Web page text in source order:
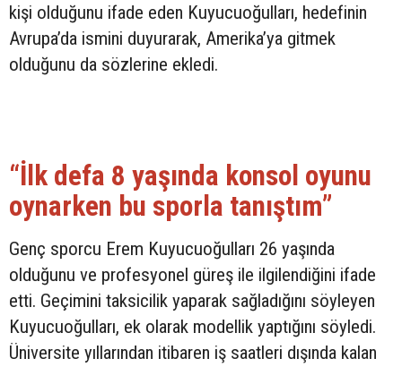
kişi olduğunu ifade eden Kuyucuoğulları, hedefinin
Avrupa’da ismini duyurarak, Amerika’ya gitmek
olduğunu da sözlerine ekledi.
“İlk defa 8 yaşında konsol oyunu
oynarken bu sporla tanıştım”
Genç sporcu Erem Kuyucuoğulları 26 yaşında
olduğunu ve profesyonel güreş ile ilgilendiğini ifade
etti. Geçimini taksicilik yaparak sağladığını söyleyen
Kuyucuoğulları, ek olarak modellik yaptığını söyledi.
Üniversite yıllarından itibaren iş saatleri dışında kalan